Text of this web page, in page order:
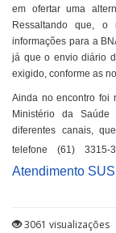
em ofertar uma
Ressaltando que, o
informações para a
já que o envio diário
exigido, conforme as
Ainda no encontro foi
Ministério da Saúde
diferentes canais,
telefone (61)
Atendimento SUS
3061 visualizações